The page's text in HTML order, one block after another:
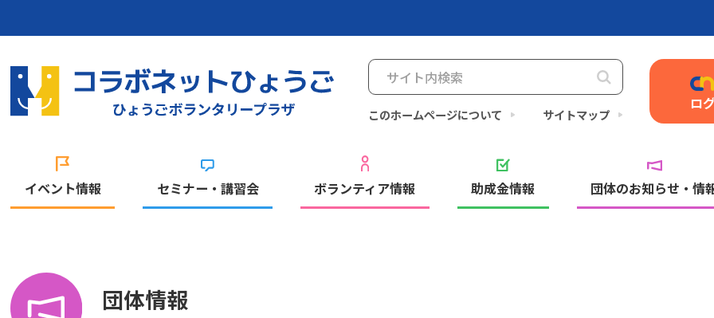
このホームページについて サイトマップ
ロ
イベント情報 セミナー・講習会 ボランティア情報 助成金情報 団体のお知らせ・情
団体情報